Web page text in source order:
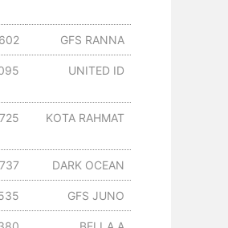
GFS RANNA
UNITED ID
KOTA RAHMAT
DARK OCEAN
GFS JUNO